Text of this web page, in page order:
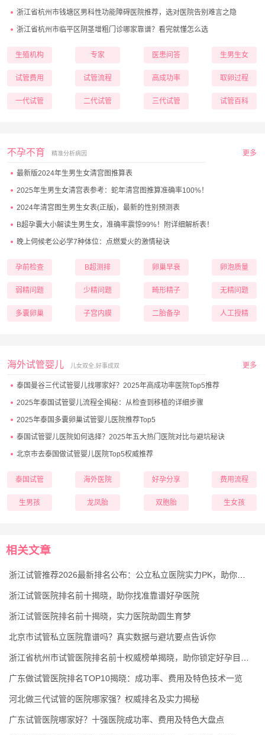
浙江省杭州市钱塘区男科性功能障碍医院推荐，选对医院告别难言之隐
浙江省杭州市临平区阴茎增粗门诊哪家靠谱？看完就懂怎么选
生殖机构 专家 医患问答 生男生女
试管费用 试管流程 高成功率 取卵过程
一代试管 二代试管 三代试管 试管百科
不孕不育 精准分析病因 更多
最新版2024年生男生女清宫图推算表
2025年生男生女清宫表参考：蛇年清宫图推算准确率100%！
2024年清宫图生男生女表(正版)，最新的性别预测表
B超孕囊大小解读生男生女，准确率震惊99%！附详细解析表！
晚上伺候老公必学7种体位：点燃爱火的激情秘诀
孕前检查 B超测排 卵巢早衰 卵泡质量
弱精问题 少精问题 畸形精子 无精问题
多囊卵巢 子宫内膜 二胎备孕 人工授精
海外试管婴儿 儿女双全,好事成双 更多
泰国曼谷三代试管婴儿找哪家好？2025年高成功率医院Top5推荐
2025年泰国试管婴儿流程全揭秘：从检查到移植的详细步骤
2025年泰国多囊卵巢试管婴儿医院推荐Top5
泰国试管婴儿医院如何选择？2025年五大热门医院对比与避坑秘诀
北京市去泰国做试管婴儿医院Top5权威推荐
泰国试管 海外医院 好孕分享 费用流程
生男孩 龙凤胎 双胞胎 生女孩
相关文章
浙江试管推荐2026最新排名公布：公立私立医院实力PK，助你选对好孕机构
浙江试管医院排名前十揭晓，助你找准靠谱好孕医院
浙江试管医院排名前十揭晓，实力医院助圆生育梦
北京市试管私立医院靠谱吗？真实数据与避坑要点告诉你
浙江省杭州市试管医院排名前十权威榜单揭晓，助你锁定好孕目的地
广东做试管医院排名TOP10揭晓：成功率、费用及特色技术一览
河北做三代试管的医院哪家强？权威排名及实力揭秘
广东试管医院哪家好？十强医院成功率、费用及特色大盘点